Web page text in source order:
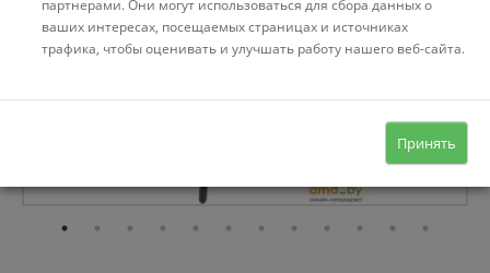
партнерами. Они могут использоваться для сбора данных о
ваших интересах, посещаемых страницах и источниках
трафика, чтобы оценивать и улучшать работу нашего веб-сайта.
Принять